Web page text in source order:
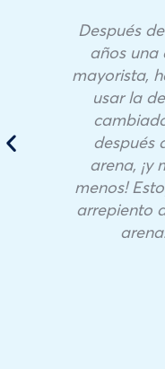
Después
años una
mayorista,
usar la
después
arena, ¡y
menos!
arrepiento